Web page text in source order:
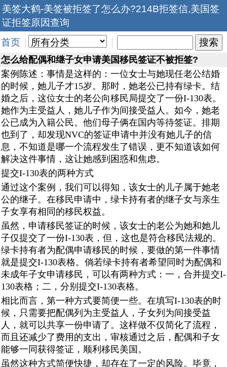
美签大鹤-美签被拒签了怎么办?214B拒签信,美国签
证拒签原因查询
首页
怎么给配偶和继子女申请美国移民签证不被拒签?
案例陈述：事情是这样的：一位女士与她现任老公结婚
的时候，她儿子才15岁。那时，她老公已持有绿卡。结
婚之后，这位女士的老公向移民局提交了一份I-130表。
她作为主受益人，她儿子作为间接受益人。如今，她老
公已成为入籍公民。他们母子俩在国内等待签证。排期
也到了，却发现NVC的签证申请中并没有她儿子的信
息，不知道是哪一个流程发生了错误，更不知道该如何
解决这件事情，这让她感到困惑和焦虑。
提交I-130表的两种方式
通过这个案例，我们可以得知，该女士的儿子属于她老
公的继子。在移民申请中，绿卡持有者的继子女与亲生
子女享有相同的移民权益。
虽然，申请移民签证的时候，该女士的老公为她和她儿
子仅提交了一份I-130表，但，这也是符合移民法规的。
绿卡持有者为配偶申请移民的时候，要做的第一件事情
就是提交I-130表格。倘若绿卡持有者希望同时为配偶和
未成年子女申请移民，可以有两种方式：一，合并提交I-
130表格；二，分别提交I-130表格。
相比而言，第一种方式要简便一些。在填写I-130表的时
候，只需要把配偶列为主受益人，子女列为间接受益
人，就可以共享一份申请了。这样做不仅简化了流程，
而且还减少了费用的支出，审核通过之后，配偶和子女
能够一同获得签证，顺利移民美国。
虽然这种方式简便快捷，却存在了一定的风险。毕竟，